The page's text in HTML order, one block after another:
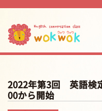
2022年第3回 英語検
00から開始